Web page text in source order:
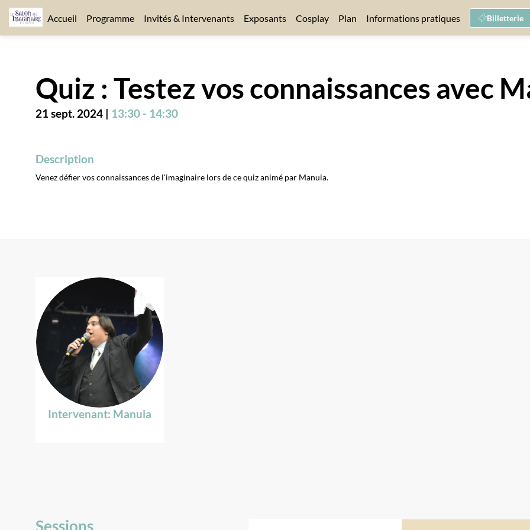
Accueil Programme Invités & Intervenants Exposants Cosplay Plan Informations pratiques Billetterie
Quiz : Testez vos connaissances avec
21 sept. 2024 13:30 - 14:30
Description
Venez défier vos connaissances de l'imaginaire lors de ce quiz animé par Manuia.
IM
Intervenant: Manuia
Sessions